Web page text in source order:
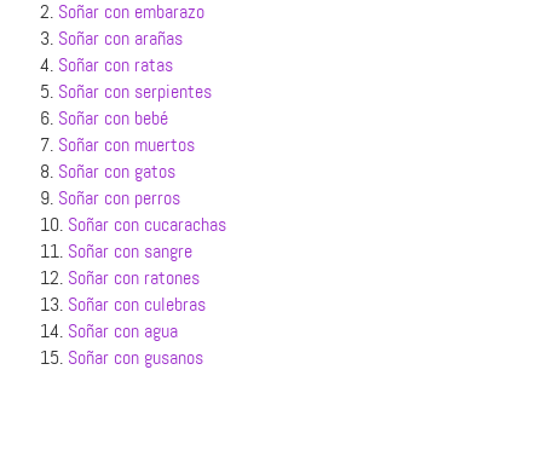
2. Soñar con embarazo
3. Soñar con arañas
4. Soñar con ratas
5. Soñar con serpientes
6. Soñar con bebé
7. Soñar con muertos
8. Soñar con gatos
9. Soñar con perros
10. Soñar con cucarachas
11. Soñar con sangre
12. Soñar con ratones
13. Soñar con culebras
14. Soñar con agua
15. Soñar con gusanos